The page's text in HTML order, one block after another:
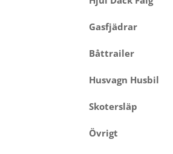
Gasfjädrar
Båttrailer
Husvagn Husbil
Skotersläp
Övrigt